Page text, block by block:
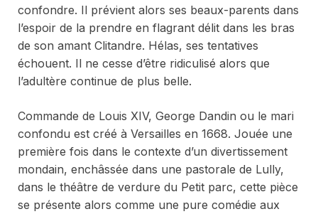
confondre. Il prévient alors ses beaux-parents dans
l’espoir de la prendre en flagrant délit dans les bras
de son amant Clitandre. Hélas, ses tentatives
échouent. Il ne cesse d’être ridiculisé alors que
l’adultère continue de plus belle.
Commande de Louis XIV, George Dandin ou le mari
confondu est créé à Versailles en 1668. Jouée une
première fois dans le contexte d’un divertissement
mondain, enchâssée dans une pastorale de Lully,
dans le théâtre de verdure du Petit parc, cette pièce
se présente alors comme une pure comédie aux